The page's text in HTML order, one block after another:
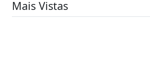
Mais Vistas